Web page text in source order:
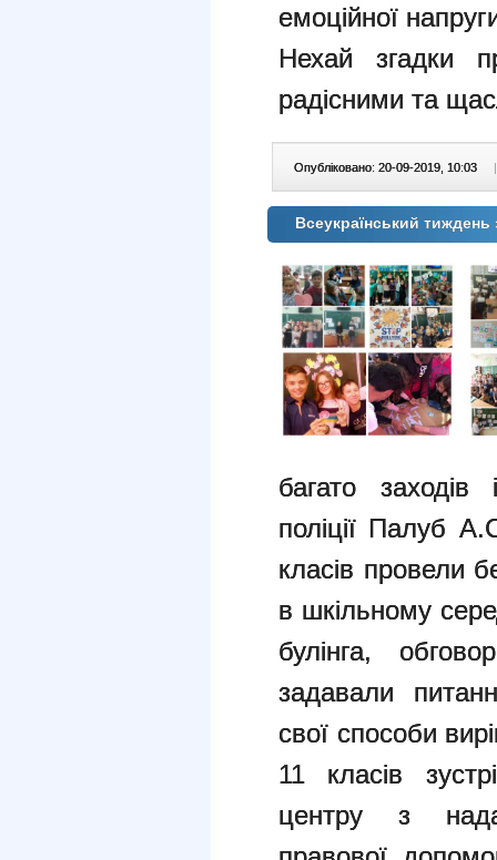
емоційної
Нехай згадки
радісними та
Опубліковано: 20-09-2019, 10:03 |
Всеукраїнський
багато заходів
поліції Палуб
класів провели
в шкільному
булінга,
задавали
свої способи
11 класів
центру з